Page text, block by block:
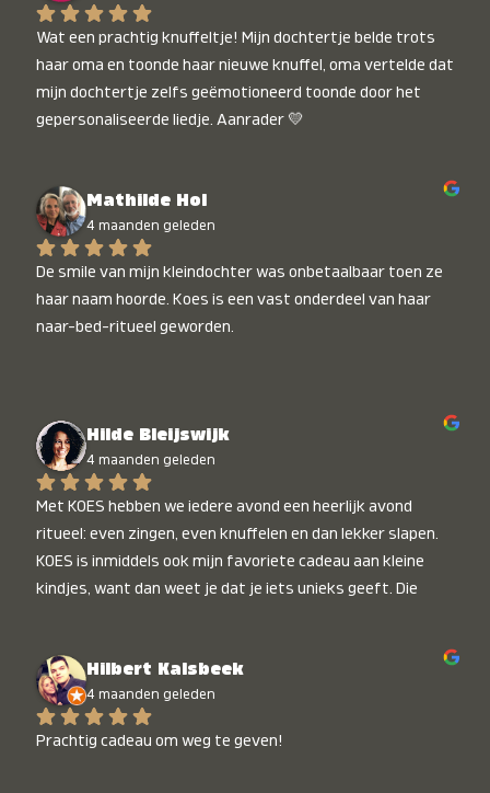
Wat een prachtig knuffeltje! Mijn dochtertje belde trots
haar oma en toonde haar nieuwe knuffel, oma vertelde dat
mijn dochtertje zelfs geëmotioneerd toonde door het
gepersonaliseerde liedje. Aanrader 💛
Mathilde Hol
4 maanden geleden
De smile van mijn kleindochter was onbetaalbaar toen ze
haar naam hoorde. Koes is een vast onderdeel van haar
naar-bed-ritueel geworden.
Hilde Bleijswijk
4 maanden geleden
Met KOES hebben we iedere avond een heerlijk avond
ritueel: even zingen, even knuffelen en dan lekker slapen.
KOES is inmiddels ook mijn favoriete cadeau aan kleine
kindjes, want dan weet je dat je iets unieks geeft. Die
Hilbert Kalsbeek
4 maanden geleden
Prachtig cadeau om weg te geven!